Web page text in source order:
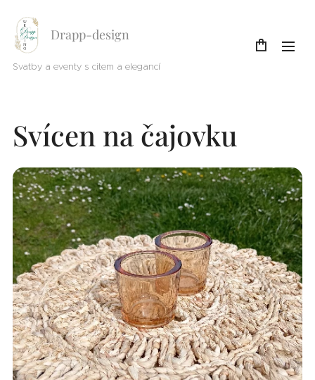
Drapp-design
Svatby a eventy s citem a elegancí
Svícen na čajovku